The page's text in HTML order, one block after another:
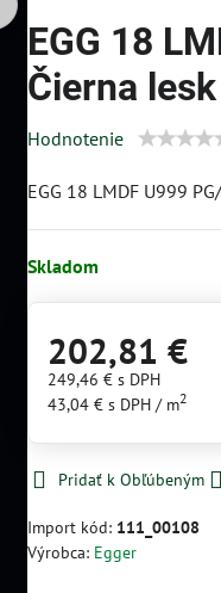
EGG 18
Čierna
Hodnotenie
EGG 18 LMDF U999
Skladom
202,81 €
249,46 €s DPH
43,04 € s DPH / m2
Pridať k Obľúbeným
Import kód: 111_00108
Výrobca: Egger